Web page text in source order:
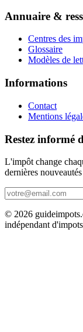
Annuaire &
Centres des
Glossaire
Modèles de
Informations
Contact
Mentions
Restez informé
L'impôt change
dernières
© 2026
indépendant